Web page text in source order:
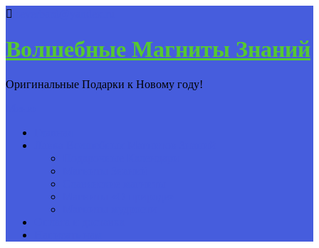
Волшебные Магниты Знаний
Оригинальные Подарки к Новому году!